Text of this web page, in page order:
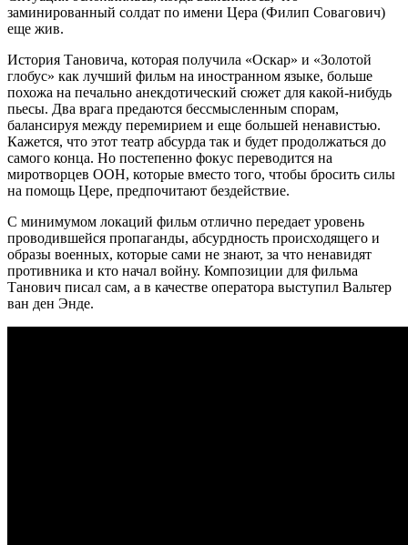
заминированный солдат по имени Цера (Филип Совагович)
еще жив.
История Тановича, которая получила «Оскар» и «Золотой
глобус» как лучший фильм на иностранном языке, больше
похожа на печально анекдотический сюжет для какой-нибудь
пьесы. Два врага предаются бессмысленным спорам,
балансируя между перемирием и еще большей ненавистью.
Кажется, что этот театр абсурда так и будет продолжаться до
самого конца. Но постепенно фокус переводится на
миротворцев ООН, которые вместо того, чтобы бросить силы
на помощь Цере, предпочитают бездействие.
С минимумом локаций фильм отлично передает уровень
проводившейся пропаганды, абсурдность происходящего и
образы военных, которые сами не знают, за что ненавидят
противника и кто начал войну. Композиции для фильма
Танович писал сам, а в качестве оператора выступил Вальтер
ван ден Энде.